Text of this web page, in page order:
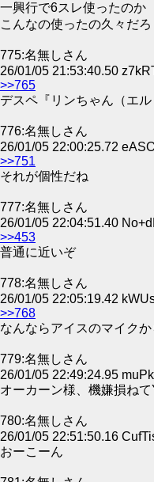
一興行で6スレ使ったのか
こんなの使ったの久々だろ
775:名無しさん
26/01/05 21:53:40.50
>>765
デスペ『リンちゃん（エル
776:名無しさん
26/01/05 22:00:25.72
>>751
それが個性だね
777:名無しさん
26/01/05 22:04:51.40
>>453
普通に近いぞ
778:名無しさん
26/01/05 22:05:19.42
>>768
なんならアイスのマイク
779:名無しさん
26/01/05 22:49:24.95
オーカーン様、機嫌損ねて
780:名無しさん
26/01/05 22:51:50.16
おーこーん